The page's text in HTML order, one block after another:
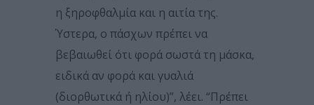
η ξηροφθαλμία και η αιτία της.
Ύστερα, ο πάσχων πρέπει να
βεβαιωθεί ότι φορά σωστά τη μάσκα,
ειδικά αν φορά και γυαλιά
(διορθωτικά ή ηλίου)”, λέει. “Πρέπει